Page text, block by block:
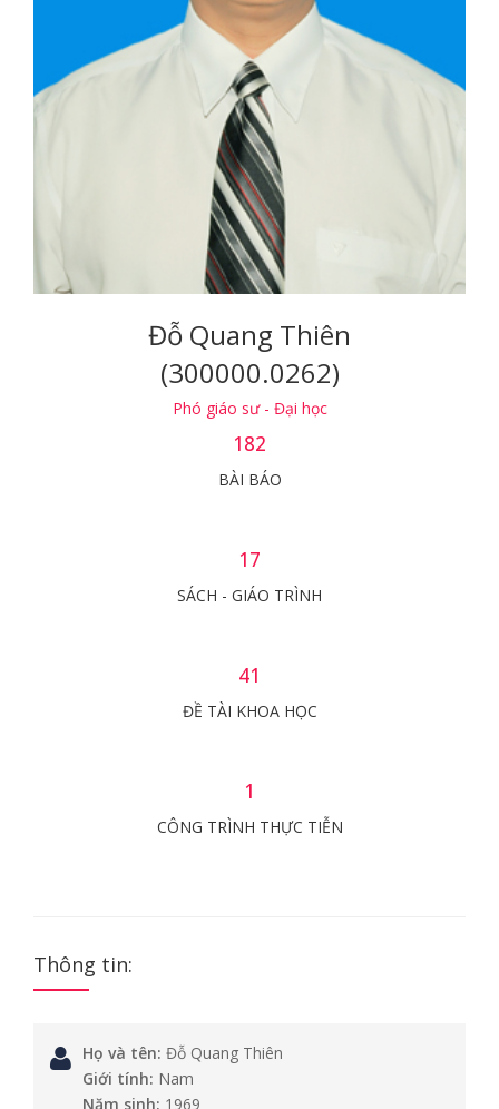
Đỗ Quang Thiên
(300000.0262)
Phó giáo sư - Đại học
182
BÀI BÁO
17
SÁCH - GIÁO TRÌNH
41
ĐỀ TÀI KHOA HỌC
1
CÔNG TRÌNH THỰC TIỄN
Thông tin:
Họ và tên: Đỗ Quang Thiên
Giới tính: Nam
Năm sinh: 1969